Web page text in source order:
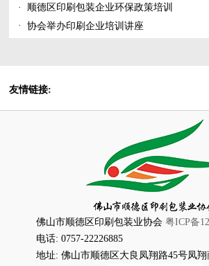
·
顺德区印刷包装企业环保政策培训
·
协会举办印刷企业培训讲座
友情链接:
佛山市顺德区印刷包装业协会 粤ICP备
电话: 0757-22226885
地址: 佛山市顺德区大良凤翔路45号凤翔